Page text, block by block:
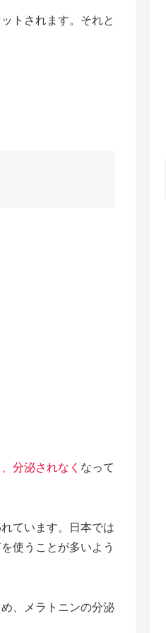
トされます。それと
分泌されなく なって
ています。日本では
使うことが多いよう
、メラトニンの分泌